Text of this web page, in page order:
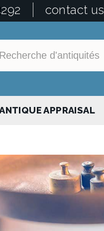
contact us
APPRAISAL